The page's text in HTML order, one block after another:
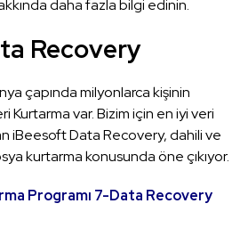
daha fazla bilgi edinin.
Recovery
çapında milyonlarca kişinin
Kurtarma var. Bizim için en iyi veri
iBeesoft Data Recovery, dahili ve
kurtarma konusunda öne çıkıyor.
Programı 7-Data Recovery